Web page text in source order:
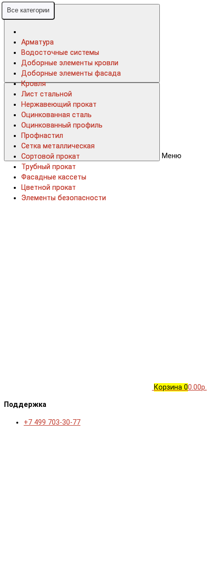
Меню
Корзина 00.00р.
Поддержка
+7 499 703-30-77
Все категории
Арматура
Водосточные системы
Доборные элементы кровли
Доборные элементы фасада
Кровля
Лист стальной
Нержавеющий прокат
Оцинкованная сталь
Оцинкованный профиль
Профнастил
Сетка металлическая
Сортовой прокат
Трубный прокат
Фасадные кассеты
Цветной прокат
Элементы безопасности
Все категории
Арматура
Водосточные системы
Доборные элементы кровли
Доборные элементы фасада
Кровля
Лист стальной
Нержавеющий прокат
Оцинкованная сталь
Оцинкованный профиль
Профнастил
Сетка металлическая
Сортовой прокат
Трубный прокат
Фасадные кассеты
Цветной прокат
Элементы безопасности